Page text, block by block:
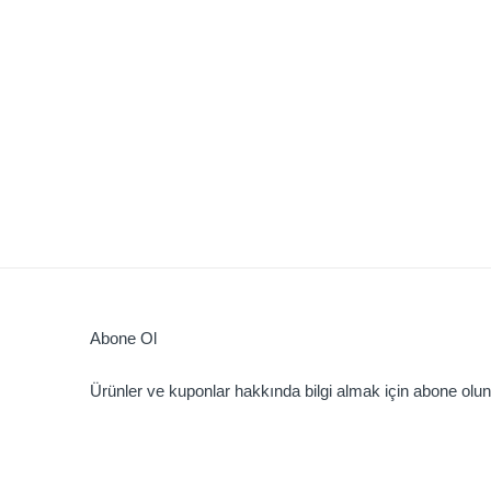
Abone Ol
Ürünler ve kuponlar hakkında bilgi almak için abone